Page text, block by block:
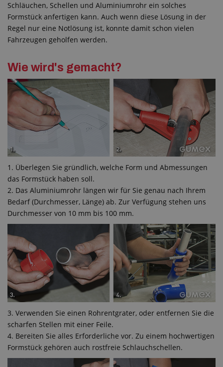
Schläuchen, Schellen und Aluminiumrohr ein solches
Formstück anfertigen kann. Auch wenn diese Lösung in der
Regel nur eine Notlösung ist, konnte damit schon vielen
Fahrzeugen geholfen werden.
Wie wird's gemacht?
1. Überlegen Sie gründlich, welche Form und Abmessungen
das Formstück haben soll.
2. Das Aluminiumrohr längen wir für Sie genau nach Ihrem
Bedarf (Durchmesser, Länge) ab. Zur Verfügung stehen uns
Durchmesser von 10 mm bis 100 mm.
3. Verwenden Sie einen Rohrentgrater, oder entfernen Sie die
scharfen Stellen mit einer Feile.
4. Bereiten Sie alles Erforderliche vor. Zu einem hochwertigen
Formstück gehören auch rostfreie Schlauchschellen.